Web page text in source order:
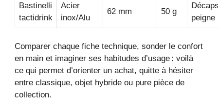
Bastinelli
tactidrink
Acier
inox/Alu
62 mm 50 g
peigne
Comparer chaque fiche technique, sonder le confort
en main et imaginer ses habitudes d’usage : voilà
ce qui permet d’orienter un achat, quitte à hésiter
entre classique, objet hybride ou pure pièce de
collection.